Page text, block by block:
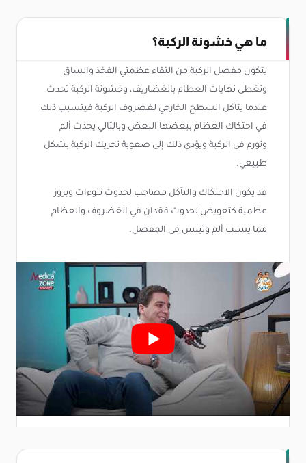
ما هي خشونة الركبة؟
يتكون مفصل الركبة من التقاء عظمتي الفخذ والساق
وتغطى نهايات العظام بالغضاريف، وخشونة الركبة تحدث
عندما يتآكل السطح الخارجي لغضروف الركبة فيتسبب ذلك
في احتكاك العظام ببعضها البعض وبالتالي يحدث ألم
وتورم في الركبة ويؤدي ذلك إلى صعوبة تحريك الركبة بشكل
طبيعي.
قد يكون الاحتكاك والتآكل مصاحب لحدوث نتوءات وبروز
عظمية كتعويض لحدوث فقدان في الغضروف والعظام
مما يسبب ألم وتيبس في المفصل.